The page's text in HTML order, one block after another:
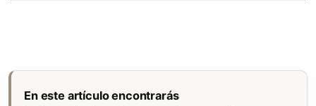
En este artículo encontrarás